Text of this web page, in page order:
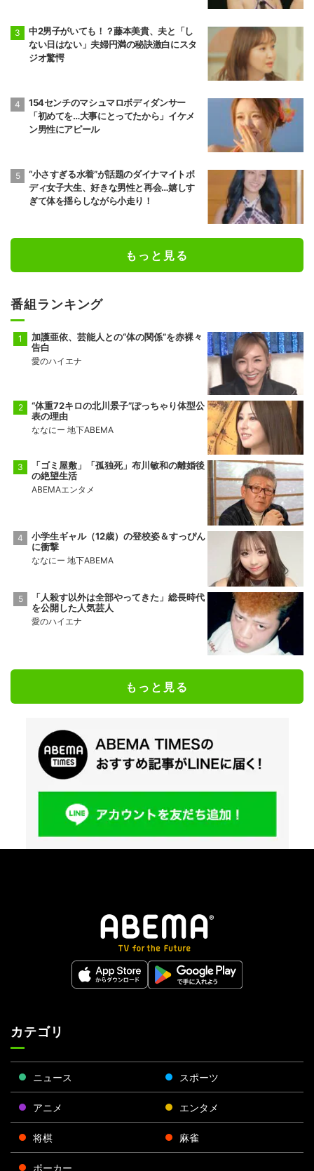
中2男子がいても！？藤本美貴、夫と「し
ない日はない」夫婦円満の秘訣激白にスタ
ジオ驚愕
154センチのマシュマロボディダンサー
「初めてを…大事にとってたから」イケメ
ン男性にアピール
“小さすぎる水着”が話題のダイナマイトボ
ディ女子大生、好きな男性と再会…嬉しす
ぎて体を揺らしながら小走り！
もっと見る
番組ランキング
加護亜依、芸能人との“体の関係”を赤裸々
告白
愛のハイエナ
“体重72キロの北川景子”ぽっちゃり体型公
表の理由
ななにー 地下ABEMA
「ゴミ屋敷」「孤独死」布川敏和の離婚後
の絶望生活
ABEMAエンタメ
小学生ギャル（12歳）の登校姿＆すっぴん
に衝撃
ななにー 地下ABEMA
「人殺す以外は全部やってきた」総長時代
を公開した人気芸人
愛のハイエナ
もっと見る
カテゴリ
ニュース スポーツ
アニメ エンタメ
将棋 麻雀
ポーカー